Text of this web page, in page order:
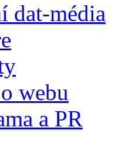
dat-média
webu
a PR